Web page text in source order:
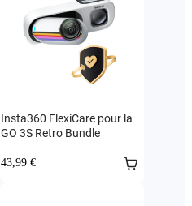
Insta360 FlexiCare pour la
GO 3S Retro Bundle
43,99 €